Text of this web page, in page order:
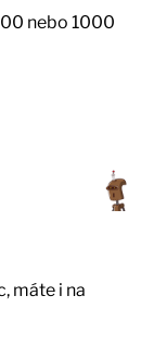
nebo 1000
máte i na